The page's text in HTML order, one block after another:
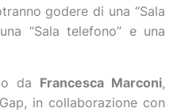
godere di una “Sala
“Sala telefono” e una
da Francesca Marconi,
in collaborazione con